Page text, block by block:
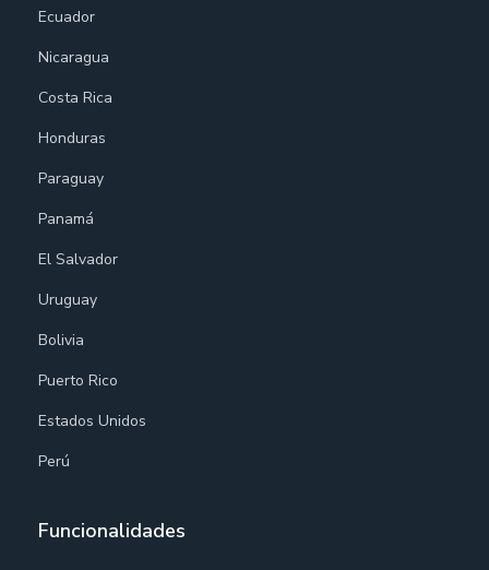
Ecuador
Nicaragua
Costa Rica
Honduras
Paraguay
Panamá
El Salvador
Uruguay
Bolivia
Puerto Rico
Estados Unidos
Perú
Funcionalidades